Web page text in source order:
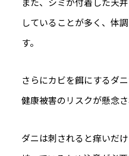
していることが多く、体
す。
さらにカビを餌にするダ
健康被害のリスクが懸念さ
ダニは刺されると痒いだ